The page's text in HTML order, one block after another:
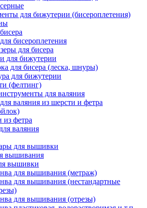
для бижутерии (бисероплетения)
бисероплетения
для бисера
для бижутерии
для бисера (леска, шнуры)
для бижутерии
(фелтинг)
для валяния
валяния из шерсти и фетра
фетра
валяния
для вышивки
вышивания
вышивки
для вышивания (метраж)
для вышивания (нестандартные
для вышивания (отрезы)